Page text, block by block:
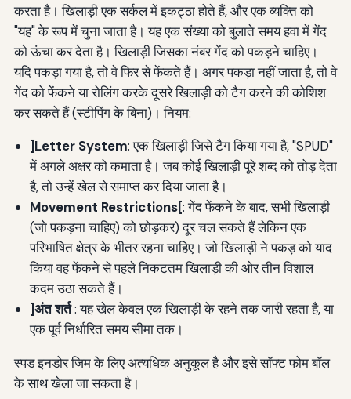
करता है। खिलाड़ी एक सर्कल में इकट्ठा होते हैं, और एक व्यक्ति को
"यह" के रूप में चुना जाता है। यह एक संख्या को बुलाते समय हवा में गेंद
को ऊंचा कर देता है। खिलाड़ी जिसका नंबर गेंद को पकड़ने चाहिए।
यदि पकड़ा गया है, तो वे फिर से फेंकते हैं। अगर पकड़ा नहीं जाता है, तो वे
गेंद को फेंकने या रोलिंग करके दूसरे खिलाड़ी को टैग करने की कोशिश
कर सकते हैं (स्टीपिंग के बिना)। नियम:
]Letter System: एक खिलाड़ी जिसे टैग किया गया है, "SPUD"
में अगले अक्षर को कमाता है। जब कोई खिलाड़ी पूरे शब्द को तोड़ देता
है, तो उन्हें खेल से समाप्त कर दिया जाता है।
Movement Restrictions[: गेंद फेंकने के बाद, सभी खिलाड़ी
(जो पकड़ना चाहिए) को छोड़कर) दूर चल सकते हैं लेकिन एक
परिभाषित क्षेत्र के भीतर रहना चाहिए। जो खिलाड़ी ने पकड़ को याद
किया वह फेंकने से पहले निकटतम खिलाड़ी की ओर तीन विशाल
कदम उठा सकते हैं।
]अंत शर्त: यह खेल केवल एक खिलाड़ी के रहने तक जारी रहता है, या
एक पूर्व निर्धारित समय सीमा तक।
स्पड इनडोर जिम के लिए अत्यधिक अनुकूल है और इसे सॉफ्ट फोम बॉल
के साथ खेला जा सकता है।